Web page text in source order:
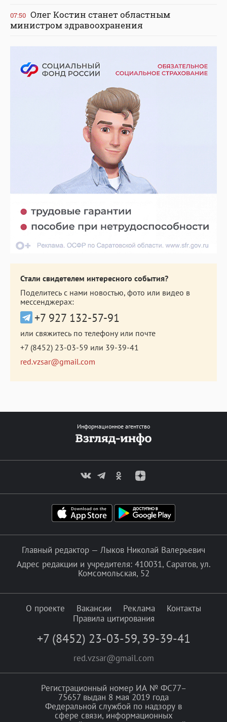
07:50 Олег Костин станет областным
министром здравоохранения
Стали свидетелем интересного события?
Поделитесь с нами новостью, фото или видео в
мессенджерах:
+7 927 132-57-91
или свяжитесь по телефону или почте
+7 (8452) 23-03-59 или 39-39-41
red.vzsar@gmail.com
Информационное агентство
Главный редактор — Лыков Николай Валерьевич
Адрес редакции и учредителя: 410031, Саратов, ул.
Комсомольская, 52
О проекте Вакансии Реклама
Контакты
Правила цитирования
+7 (8452) 23-03-59, 39-39-41
red.vzsar@gmail.com
Регистрационный номер ИА № ФС77–
75657 выдан 8 мая 2019 года
Федеральной службой по надзору в
сфере связи, информационных